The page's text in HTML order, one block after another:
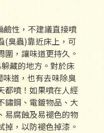
鹼性，不建議直接噴
(臭蟲)靠近床上，可
圍，讓味道更持久。
藏的地方。對於床
道，也有去味除臭
都噴！如果噴在人經
鏽鋼、電鍍物品、大
易腐蝕及易褪色的物
掉，以防褪色掉漆。